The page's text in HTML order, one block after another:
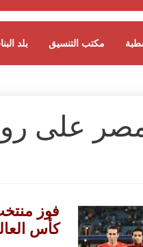
بلد مكتب التنسيق
على
فوز
كأس